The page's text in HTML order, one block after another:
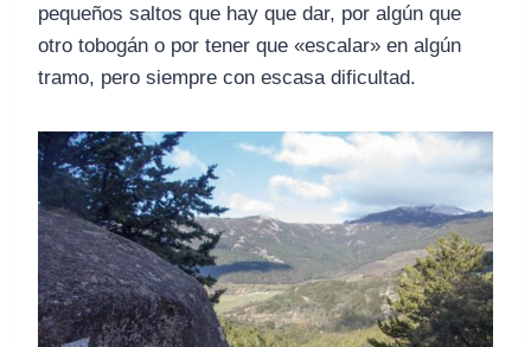
pequeños saltos que hay que dar, por algún que
otro tobogán o por tener que «escalar» en algún
tramo, pero siempre con escasa dificultad.